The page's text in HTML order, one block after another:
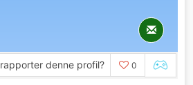
rapporter denne profil? 0